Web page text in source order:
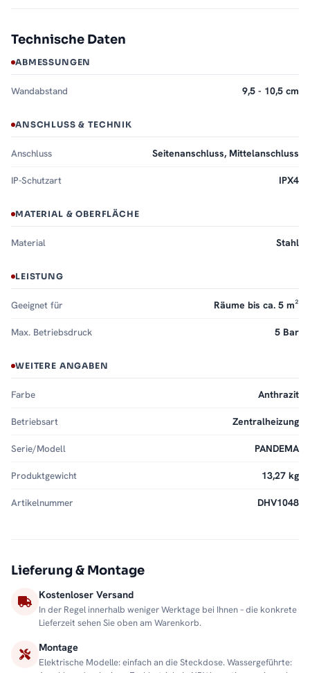
Technische Daten
ABMESSUNGEN
Wandabstand 9,5 - 10,5 cm
ANSCHLUSS & TECHNIK
Anschluss Seitenanschluss, Mittelanschluss
IP-Schutzart IPX4
MATERIAL & OBERFLÄCHE
Material Stahl
LEISTUNG
Geeignet für Räume bis ca. 5 m²
Max. Betriebsdruck 5 Bar
WEITERE ANGABEN
Farbe Anthrazit
Betriebsart Zentralheizung
Serie/Modell PANDEMA
Produktgewicht 13,27 kg
Artikelnummer DHV1048
Lieferung & Montage
Kostenloser Versand
In der Regel innerhalb weniger Werktage bei Ihnen – die konkrete
Lieferzeit sehen Sie oben am Warenkorb.
Montage
Elektrische Modelle: einfach an die Steckdose. Wassergeführte: